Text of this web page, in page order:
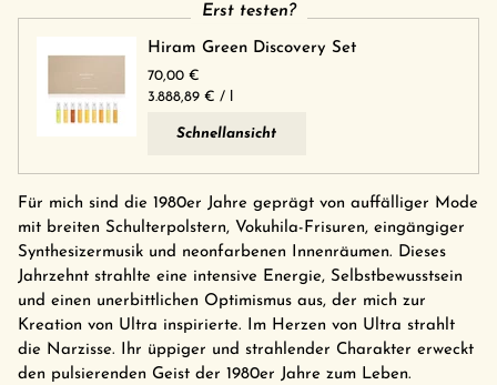
Erst testen?
Hiram Green Discovery Set
70,00 €
Grundpreis
3.888,89 € /
Schnellansicht
Für mich sind die 1980er Jahre geprägt von auffälliger Mode
mit breiten Schulterpolstern, Vokuhila-Frisuren, eingängiger
Synthesizermusik und neonfarbenen Innenräumen. Dieses
Jahrzehnt strahlte eine intensive Energie, Selbstbewusstsein
und einen unerbittlichen Optimismus aus, der mich zur
Kreation von Ultra inspirierte. Im Herzen von Ultra strahlt
die Narzisse. Ihr üppiger und strahlender Charakter erweckt
den pulsierenden Geist der 1980er Jahre zum Leben.